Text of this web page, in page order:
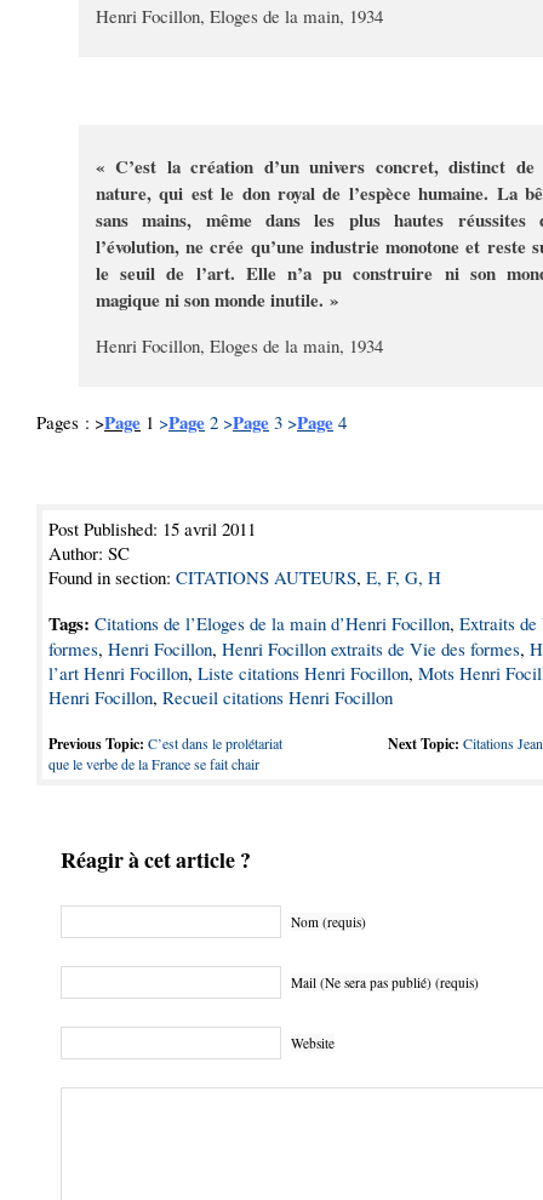
Henri Focillon, Eloges de la main, 1934
« C’est la création d’un univers concret, distinct de
nature, qui est le don royal de l’espèce humaine. La
sans mains, même dans les plus hautes réussites
l’évolution, ne crée qu’une industrie monotone et reste
le seuil de l’art. Elle n’a pu construire ni son
magique ni son monde inutile. »
Henri Focillon, Eloges de la main, 1934
Pages : >Page 1 >Page 2 >Page 3 >Page 4
Post Published: 15 avril 2011
Author: SC
Found in section: CITATIONS AUTEURS, E, F, G, H
Tags: Citations de l’Eloges de la main d’Henri Focillon, Extraits de
formes, Henri Focillon, Henri Focillon extraits de Vie des formes,
l’art Henri Focillon, Liste citations Henri Focillon, Mots Henri
Henri Focillon, Recueil citations Henri Focillon
Previous Topic: C’est dans le prolétariat
que le verbe de la France se fait chair
Next Topic: Citations
Réagir à cet article ?
Nom (requis)
Mail (Ne sera pas publié) (requis)
Website